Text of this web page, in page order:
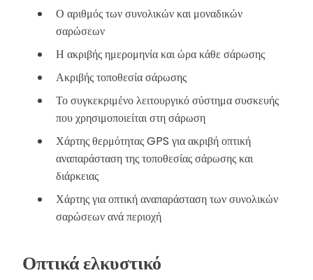
Ο αριθμός των συνολικών και μοναδικών
σαρώσεων
Η ακριβής ημερομηνία και ώρα κάθε σάρωσης
Ακριβής τοποθεσία σάρωσης
Το συγκεκριμένο λειτουργικό σύστημα συσκευής
που χρησιμοποιείται στη σάρωση
Χάρτης θερμότητας GPS για ακριβή οπτική
αναπαράσταση της τοποθεσίας σάρωσης και
διάρκειας
Χάρτης για οπτική αναπαράσταση των συνολικών
σαρώσεων ανά περιοχή
Οπτικά ελκυστικό